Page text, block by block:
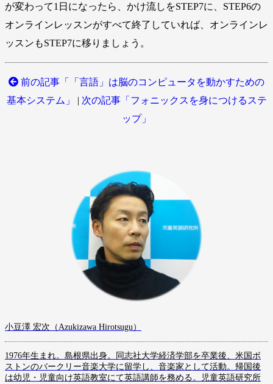
が変わって1日になったら、かけ流しをSTEP7に、STEP6の
オンラインレッスンがすべて終了していれば、オンラインレ
ッスンもSTEP7に移りましょう。
前の記事「「言語」は脳のコンピュータを動かすための
基本システム」
| 次の記事「フォニックスを身につけるステ
ップ」
小豆澤 宏次（Azukizawa Hirotsugu）
1976年生まれ。島根県出身。同志社大学経済学部を卒業後、米国ボ
ストンのバークリー音楽大学に留学し、音楽家として活動。帰国後
は幼児・児童向け英語教室にて英語講師を務める。児童英語研究所